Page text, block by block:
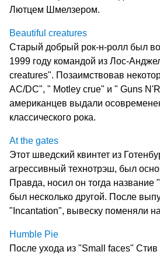
Лютцем Шмелзером.
Beautiful creatures
Старый добрый рок-н-ролл был
1999 году командой из Лос-
creatures". Позаимствовав
AC/DC", " Motley crue" и " Guns
американцев выдали
классического рока.
At the gates
Этот шведский квинтет из
агрессивный технотрэш, был
Правда, носил он тогда название
был несколько другой. После
"Incantation", вывеску поменяли
Humble Pie
После ухода из "Small faces"